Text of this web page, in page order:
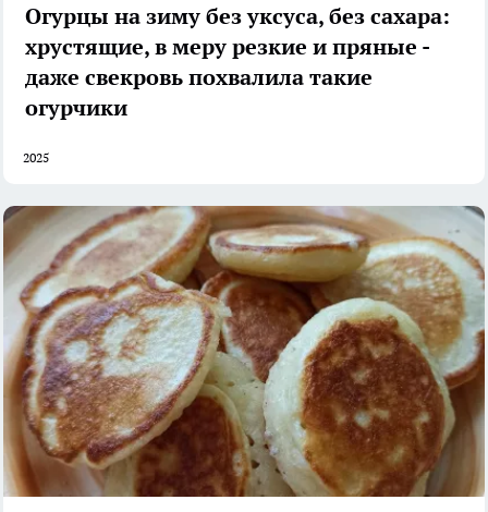
Огурцы на зиму без уксуса, без сахара:
хрустящие, в меру резкие и пряные -
даже свекровь похвалила такие
огурчики
2025